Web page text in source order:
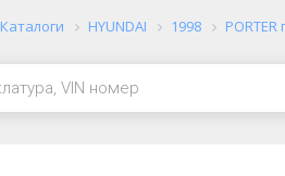
Каталоги HYUNDAI 1998